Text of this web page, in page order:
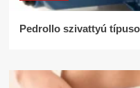
Pedrollo szivattyú